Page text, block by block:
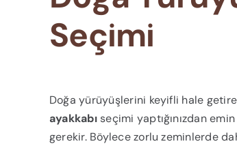
Seçimi
Doğa yürüyüşlerini keyifli hale
ayakkabıseçimi yaptığınızdan
gerekir. Böylece zorlu zeminlerde